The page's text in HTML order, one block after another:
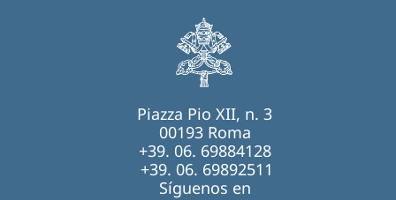
Piazza Pio XII, n. 3
00193 Roma
+39. 06. 69884128
+39. 06. 69892511
Síguenos en